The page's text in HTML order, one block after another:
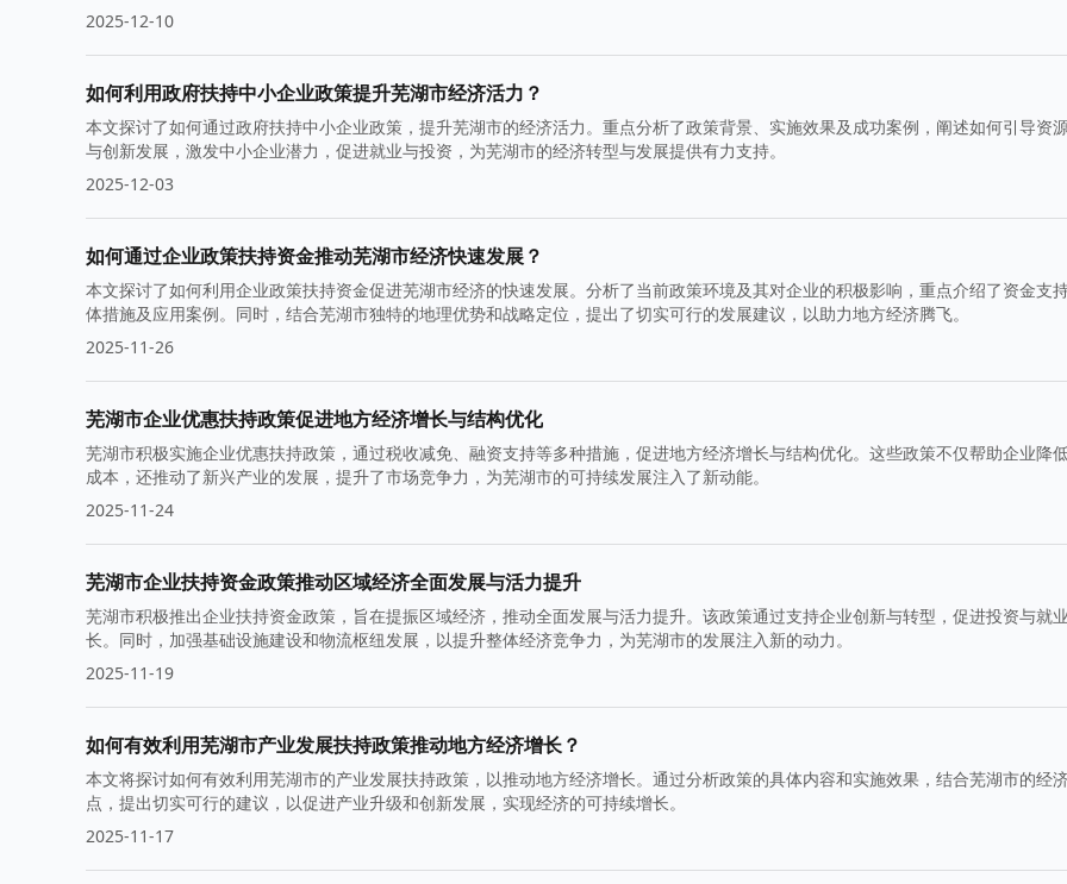
2025-12-10
如何利用政府扶持中小企业政策提升芜湖市经济活力？
本文探讨了如何通过政府扶持中小企业政策，提升芜湖市的经济活力。重点分析了政策背景、实施效果及成功案例，阐述如何引导资
与创新发展，激发中小企业潜力，促进就业与投资，为芜湖市的经济转型与发展提供有力支持。
2025-12-03
如何通过企业政策扶持资金推动芜湖市经济快速发展？
本文探讨了如何利用企业政策扶持资金促进芜湖市经济的快速发展。分析了当前政策环境及其对企业的积极影响，重点介绍了资金支
体措施及应用案例。同时，结合芜湖市独特的地理优势和战略定位，提出了切实可行的发展建议，以助力地方经济腾飞。
2025-11-26
芜湖市企业优惠扶持政策促进地方经济增长与结构优化
芜湖市积极实施企业优惠扶持政策，通过税收减免、融资支持等多种措施，促进地方经济增长与结构优化。这些政策不仅帮助企业降
成本，还推动了新兴产业的发展，提升了市场竞争力，为芜湖市的可持续发展注入了新动能。
2025-11-24
芜湖市企业扶持资金政策推动区域经济全面发展与活力提升
芜湖市积极推出企业扶持资金政策，旨在提振区域经济，推动全面发展与活力提升。该政策通过支持企业创新与转型，促进投资与就
长。同时，加强基础设施建设和物流枢纽发展，以提升整体经济竞争力，为芜湖市的发展注入新的动力。
2025-11-19
如何有效利用芜湖市产业发展扶持政策推动地方经济增长？
本文将探讨如何有效利用芜湖市的产业发展扶持政策，以推动地方经济增长。通过分析政策的具体内容和实施效果，结合芜湖市的经
点，提出切实可行的建议，以促进产业升级和创新发展，实现经济的可持续增长。
2025-11-17